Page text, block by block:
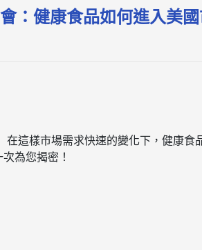
：健康食品如何進入美
這樣市場需求快速的變化下，健康食
為您揭密！